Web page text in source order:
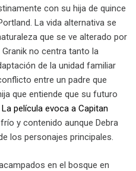
con su hija de quince
La vida alternativa se
que se ve alterado por
Granik no centra tanto la
de la unidad familiar
entre un padre que
que entiende que su futuro
La película evoca a Capitan
y contenido aunque Debra
los personajes principales.
en el bosque en